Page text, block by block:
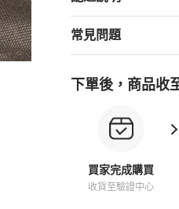
常見問題
下單後，商品
買家完成購買
收貨至驗證中心